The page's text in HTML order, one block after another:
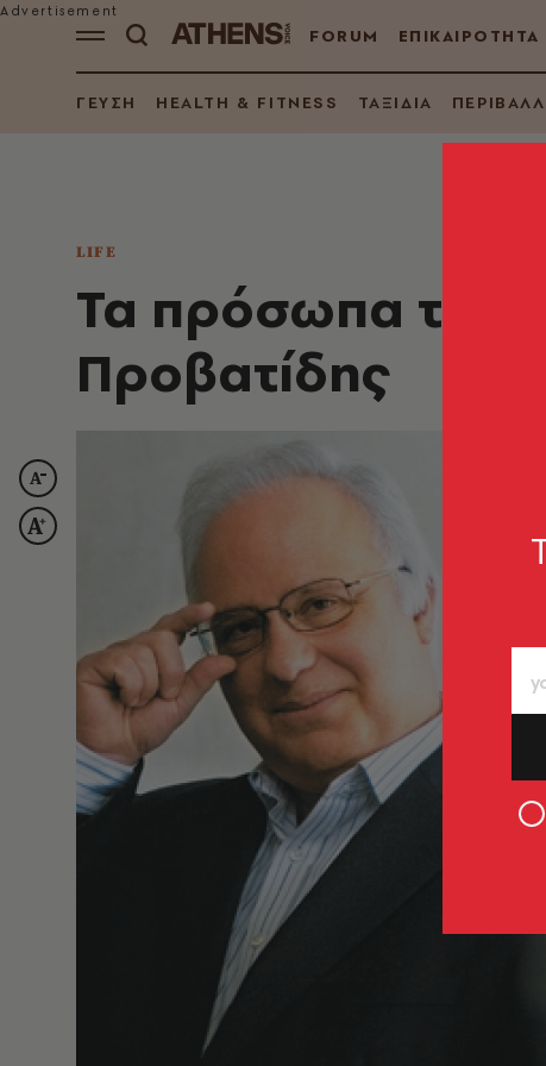
FORUM ΕΠΙΚΑΙΡΟΤΗΤΑ
ΓΕΥΣΗ HEALTH & FITNESS ΤΑΞΙΔΙΑ
LIFE
Τα πρόσωπα της
Προβατίδης